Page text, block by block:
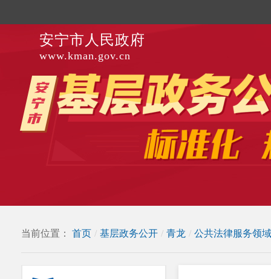
安宁市人民政府
www.kman.gov.cn
当前位置： 首页 / 基层政务公开 / 青龙 / 公共法律服务领域